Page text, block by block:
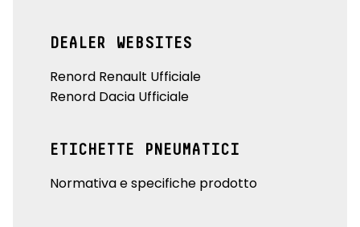
DEALER WEBSITES
Renord Renault Ufficiale
Renord Dacia Ufficiale
ETICHETTE PNEUMATICI
Normativa e specifiche prodotto